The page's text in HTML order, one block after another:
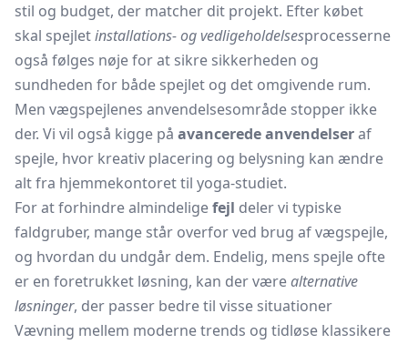
stil og budget, der matcher dit projekt. Efter købet
skal spejletinstallations- og vedligeholdelsesprocesserne
også følges nøje for at sikre sikkerheden og
sundheden for både spejlet og det omgivende rum.
Men vægspejlenes anvendelsesområde stopper ikke
der. Vi vil også kigge på avancerede anvendelseraf
spejle, hvor kreativ placering og belysning kan ændre
alt fra hjemmekontoret til yoga-studiet.
For at forhindre almindeligefejl deler vi typiske
faldgruber, mange står overfor ved brug af vægspejle,
og hvordan du undgår dem. Endelig, mens spejle ofte
er en foretrukket løsning, kan der værealternative
løsninger, der passer bedre til visse situationer
Vævning mellem moderne trends og tidløse klassikere